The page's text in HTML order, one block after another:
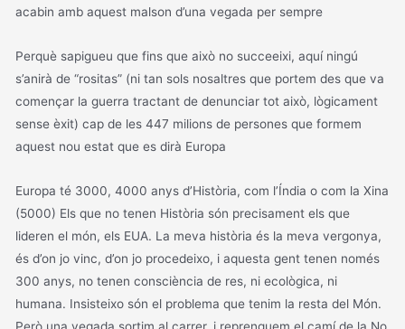
acabin amb aquest malson d’una vegada per sempre
Perquè sapigueu que fins que això no succeeixi, aquí ningú
s’anirà de “rositas” (ni tan sols nosaltres que portem des que va
començar la guerra tractant de denunciar tot això, lògicament
sense èxit) cap de les 447 milions de persones que formem
aquest nou estat que es dirà Europa
Europa té 3000, 4000 anys d’Història, com l’Índia o com la Xina
(5000) Els que no tenen Història són precisament els que
lideren el món, els EUA. La meva història és la meva vergonya,
és d’on jo vinc, d’on jo procedeixo, i aquesta gent tenen només
300 anys, no tenen consciència de res, ni ecològica, ni
humana. Insisteixo són el problema que tenim la resta del Món.
Però una vegada sortim al carrer, i reprenguem el camí de la No